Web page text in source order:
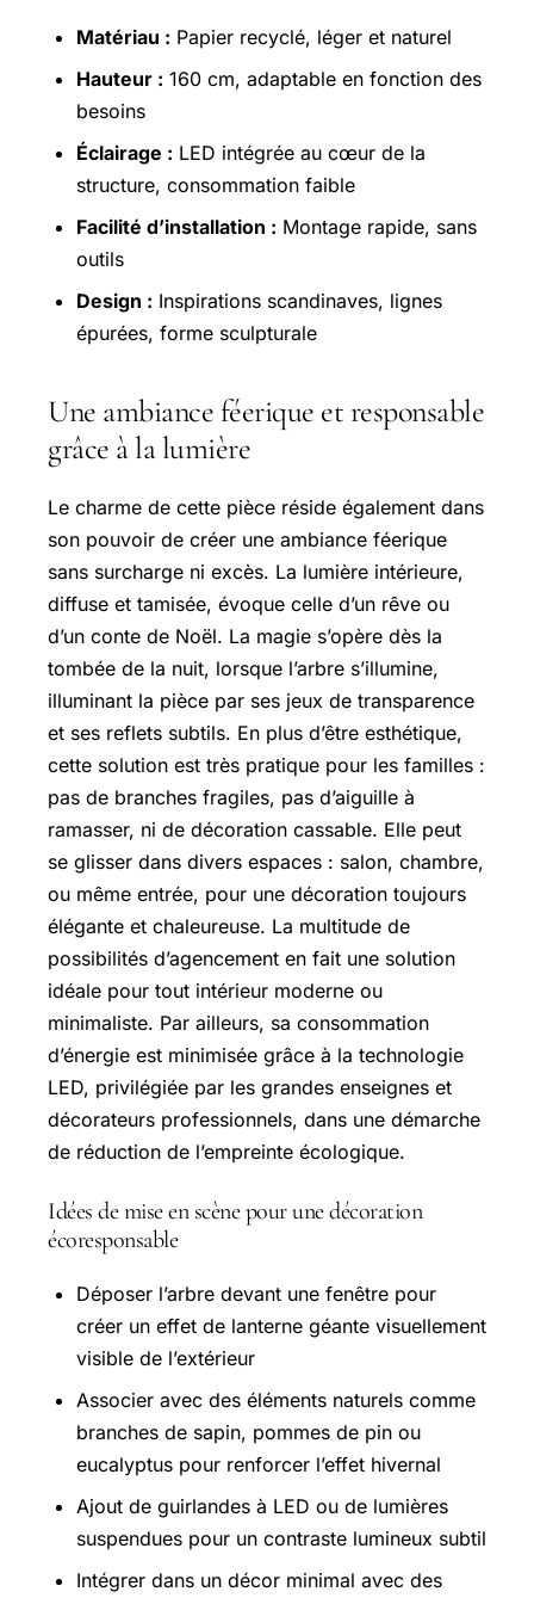
Matériau : Papier recyclé, léger et naturel
Hauteur : 160 cm, adaptable en fonction des
besoins
Éclairage : LED intégrée au cœur de la
structure, consommation faible
Facilité d’installation : Montage rapide, sans
outils
Design : Inspirations scandinaves, lignes
épurées, forme sculpturale
Une ambiance féerique et responsable
grâce à la lumière
Le charme de cette pièce réside également dans
son pouvoir de créer une ambiance féerique
sans surcharge ni excès. La lumière intérieure,
diffuse et tamisée, évoque celle d’un rêve ou
d’un conte de Noël. La magie s’opère dès la
tombée de la nuit, lorsque l’arbre s’illumine,
illuminant la pièce par ses jeux de transparence
et ses reflets subtils. En plus d’être esthétique,
cette solution est très pratique pour les familles :
pas de branches fragiles, pas d’aiguille à
ramasser, ni de décoration cassable. Elle peut
se glisser dans divers espaces : salon, chambre,
ou même entrée, pour une décoration toujours
élégante et chaleureuse. La multitude de
possibilités d’agencement en fait une solution
idéale pour tout intérieur moderne ou
minimaliste. Par ailleurs, sa consommation
d’énergie est minimisée grâce à la technologie
LED, privilégiée par les grandes enseignes et
décorateurs professionnels, dans une démarche
de réduction de l’empreinte écologique.
Idées de mise en scène pour une décoration
écoresponsable
Déposer l’arbre devant une fenêtre pour
créer un effet de lanterne géante visuellement
visible de l’extérieur
Associer avec des éléments naturels comme
branches de sapin, pommes de pin ou
eucalyptus pour renforcer l’effet hivernal
Ajout de guirlandes à LED ou de lumières
suspendues pour un contraste lumineux subtil
Intégrer dans un décor minimal avec des